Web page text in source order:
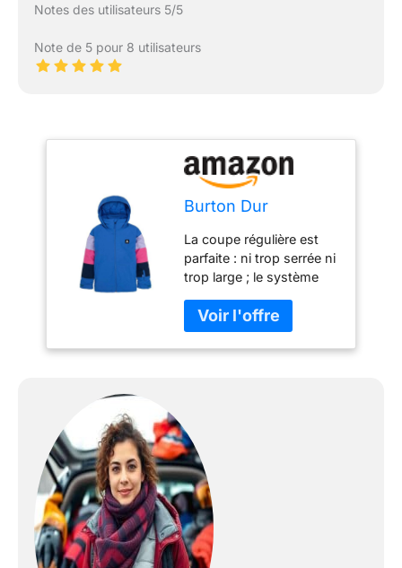
Notes des utilisateurs 5/5
Note de 5 pour 8 utilisateurs
Burton Dur
La coupe régulière est
parfaite : ni trop serrée ni
trop large ; le système
une extension des
manches de 1,5 pouces
afin que le vêtement
mm/5 000 g) avec des
propriétés
particulièrement
respirantes,
imperméables et à
séchage rapide ;
revêtement DWR sans
PFC ; coutures collées